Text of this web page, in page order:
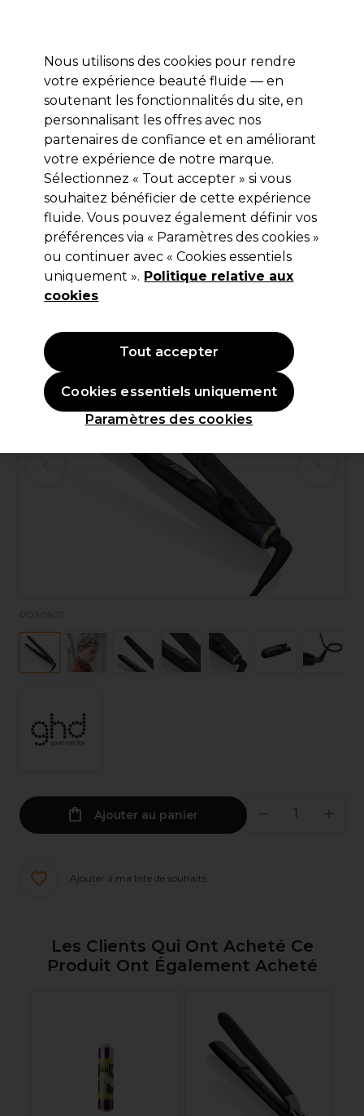
Se connecter
Marques Bons plans Coiffure Electro et Matériel
Livraison et délais
lire la suite
ghd Mini Lisseur
0 )
146,09 €Hors TVA(TARIF PROFESSIONNEL)
175,31 €TVA incluse)
P030507
Ajouter au panier
Ajouter à ma liste de souhaits
Les Clients Qui Ont Acheté Ce
Produit Ont Également Acheté
Nous utilisons des cookies pour rendre
votre expérience beauté fluide — en
soutenant les fonctionnalités du site, en
personnalisant les offres avec nos
partenaires de confiance et en améliorant
votre expérience de notre marque.
Sélectionnez « Tout accepter » si vous
souhaitez bénéficier de cette expérience
fluide. Vous pouvez également définir vos
préférences via « Paramètres des cookies »
ou continuer avec « Cookies essentiels
uniquement ». Politique relative aux
cookies
Paramètres des cookies
Cookies essentiels uniquement
Tout accepter